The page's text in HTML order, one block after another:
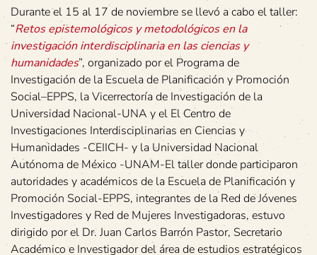
Durante el 15 al 17 de noviembre se llevó a cabo el taller:
“Retos epistemológicos y metodológicos en la
investigación interdisciplinaria en las ciencias y
humanidades”, organizado por el Programa de
Investigación de la Escuela de Planificación y Promoción
Social–EPPS, la Vicerrectoría de Investigación de la
Universidad Nacional-UNA y el El Centro de
Investigaciones Interdisciplinarias en Ciencias y
Humanidades -CEIICH- y la Universidad Nacional
Autónoma de México -UNAM-El taller donde participaron
autoridades y académicos de la Escuela de Planificación y
Promoción Social-EPPS, integrantes de la Red de Jóvenes
Investigadores y Red de Mujeres Investigadoras, estuvo
dirigido por el Dr. Juan Carlos Barrón Pastor, Secretario
Académico e Investigador del área de estudios estratégicos